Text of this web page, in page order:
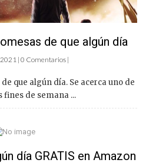
de que algún día
| 0 Comentarios |
que algún día. Se acerca uno de
de semana ...
día GRATIS en Amazon